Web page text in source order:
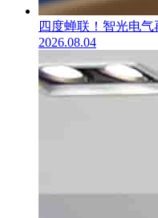
四度蝉联！智光电
2026.08.04